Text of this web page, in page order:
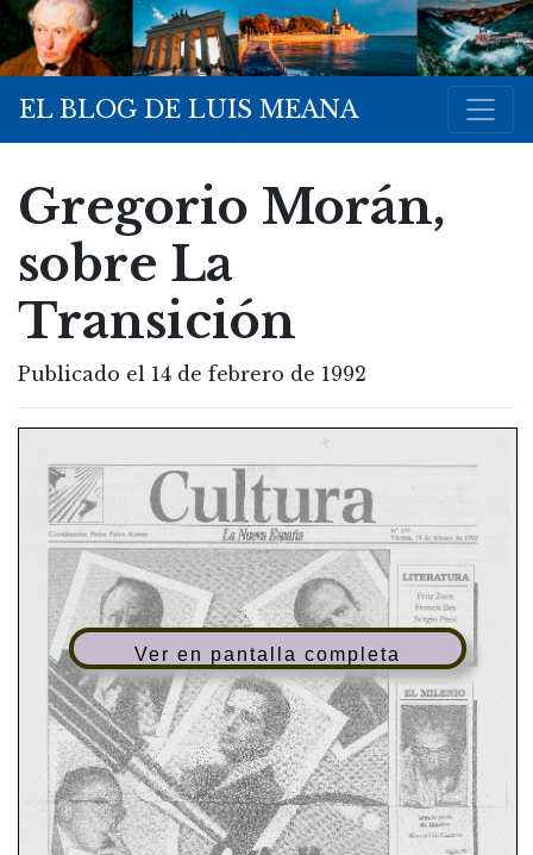
EL BLOG DE LUIS MEANA
Gregorio Morán,
sobre La
Transición
Publicado el 14 de febrero de 1992
Ver en pantalla completa